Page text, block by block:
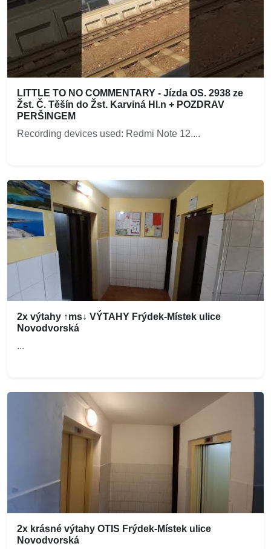
LITTLE TO NO COMMENTARY - Jízda OS. 2938 ze
Žst. Č. Těšín do Žst. Karviná Hl.n + POZDRAV
PERŠINGEM
Recording devices used: Redmi Note 12....
2x výtahy ↑ms↓ VÝTAHY Frýdek-Místek ulice
Novodvorská
...
2x krásné výtahy OTIS Frýdek-Místek ulice
Novodvorská